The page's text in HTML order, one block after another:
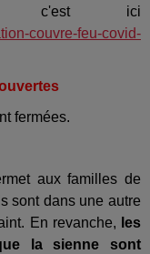
c'est ici
couvre-feu-covid-
fermées.
aux familles de
sont dans une autre
En revanche, les
la sienne sont